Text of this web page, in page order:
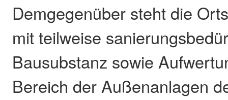
Demgegenüber steht die
mit teilweise
Bausubstanz sowie
Bereich der Außenanlagen